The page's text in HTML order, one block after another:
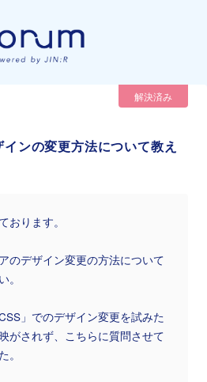
解決済み
ンの変更方法について教え
おります。
のデザイン変更の方法について
。
」でのデザイン変更を試みた
がされず、こちらに質問させて
。